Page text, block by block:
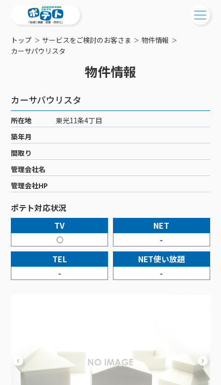
ご検討中の方
工事・配線について
新居をご検討中の方へ
ポテトを導入している集合住宅
物件情報
特典・キャンペーン
おトクな割引サービス
ご加入中の方
ご加入中のサービス確認・変更
WEBメール
サポートサービス
サポートサービストップ
リモートコール
回線速度測定
接続・設定⽅法
訪問サポート＆サポートパックサービス料⾦表
新着情報
メンテナンス・障害情報
ポテトからのプレゼント
イベントカレンダー
講座のご案内
サービス案内
サービス案内
ケーブルテレビ
ケーブルテレビトップ
チャンネル紹介
料⾦プラン
NHK衛星受信料団体⼀括⽀払
機器⼀覧
インターネット
インターネットトップ
料⾦プラン
Wi-Fiサービス
ポテトホーム防犯カメラ
オプションサービス
インターネットギガシェアプラン
固定電話
固定電話トップ
基本料⾦・通話料⾦
オプションサービス
auスマートバリュー
auまとめトーク
ポテトスマートフォントップ
料⾦プラン
機種⼀覧
オプションサービス
でんき
でんきトップ
ポラリンでんき×ポテト
ポテトでんき
暮らしを快適にするサービス
暮らしを快適にするサービストップ
ポテトライフメール
コミチャン
お困りの方はこちら
会社案内
メンテナンス
障害情報
トップ サービスをご検討のお客さま
物件情報
カーサパウリスタ
物件情報
カーサパウリスタ
所在地
東光11条4丁目
築年月
間取り
管理会社名
管理会社HP
ポテト対応状況
TV
○
NET
-
TEL
-
NET使い放題
-